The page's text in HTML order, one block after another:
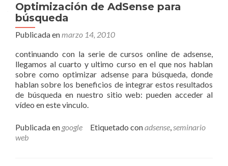
Optimización de AdSense para
búsqueda
Publicada enmarzo 14, 2010
continuando con la serie de cursos online de adsense,
llegamos al cuarto y ultimo curso en el que nos hablan
sobre como optimizar adsense para búsqueda, donde
hablan sobre los beneficios de integrar estos resultados
de búsqueda en nuestro sitio web: pueden acceder al
vídeo en este vinculo.
Publicada en google Etiquetado conadsense,seminario
web